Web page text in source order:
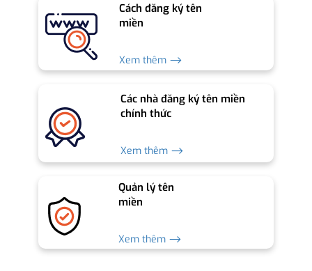
Cách đăng ký tên
miền
Xem thêm ⟶
Các nhà đăng ký tên miền
chính thức
Xem thêm ⟶
Quản lý tên
miền
Xem thêm ⟶